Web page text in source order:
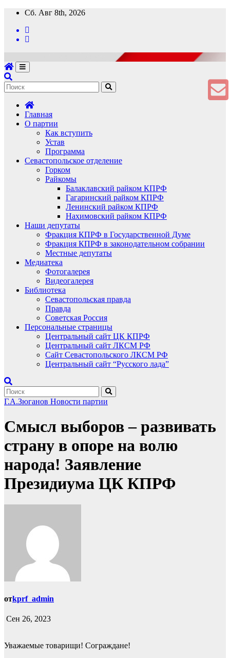
Перейти
содержимому
Сб. Авг 8th, 2026
Главная
О партии
Как вступить
Устав
Программа
Севастопольское отделение
Горком
Райкомы
Балаклавский райком КПРФ
Гагаринский райком КПРФ
Ленинский райком КПРФ
Нахимовский райком КПРФ
Наши депутаты
Фракция КПРФ в Государственной Думе
Фракция КПРФ в законодательном собрании
Местные депутаты
Медиатека
Фотогалерея
Видеогалерея
Библиотека
Севастопольская правда
Правда
Советская Россия
Персональные страницы
Центральный сайт ЦК КПРФ
Центральный сайт ЛКСМ РФ
Сайт Севастопольского ЛКСМ РФ
Центральный сайт “Русского лада”
Г.А.Зюганов Новости партии
Смысл выборов – развивать
страну в опоре на волю
народа! Заявление
Президиума ЦК КПРФ
отkprf_admin
Сен 26, 2023
Уважаемые товарищи! Сограждане!